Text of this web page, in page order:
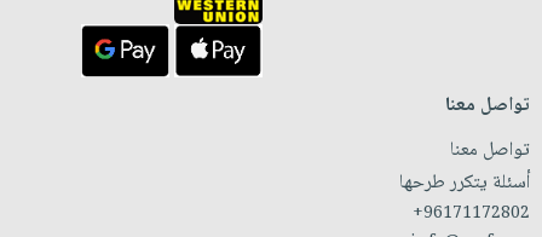
تواصل معنا
تواصل معنا
أسئلة يتكرر طرحها
+96171172802